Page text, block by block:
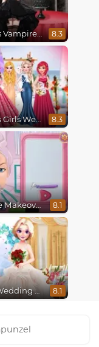
Princess Vampire Wedding Makeover 8.3
Princess Girls Wedding Trip 8.3
Extreme Makeover 8.1
Eliza's Wedding Planner 8.1